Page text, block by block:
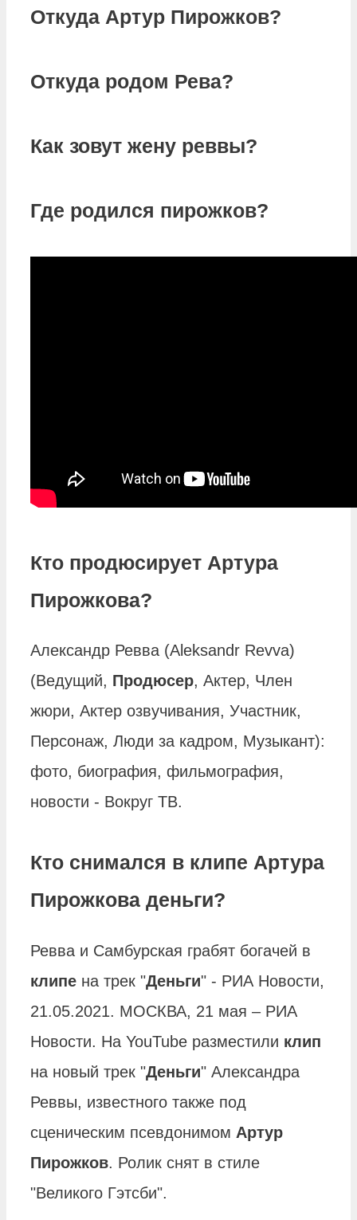
Откуда Артур Пирожков?
Откуда родом Рева?
Как зовут жену реввы?
Где родился пирожков?
Кто продюсирует Артура
Пирожкова?
Александр Ревва (Aleksandr Revva)
(Ведущий, Продюсер, Актер, Член
жюри, Актер озвучивания, Участник,
Персонаж, Люди за кадром, Музыкант):
фото, биография, фильмография,
новости - Вокруг ТВ.
Кто снимался в клипе Артура
Пирожкова деньги?
Ревва и Самбурская грабят богачей в
клипе на трек "Деньги" - РИА Новости,
21.05.2021. МОСКВА, 21 мая – РИА
Новости. На YouTube разместили клип
на новый трек "Деньги" Александра
Реввы, известного также под
сценическим псевдонимом Артур
Пирожков. Ролик снят в стиле
"Великого Гэтсби".